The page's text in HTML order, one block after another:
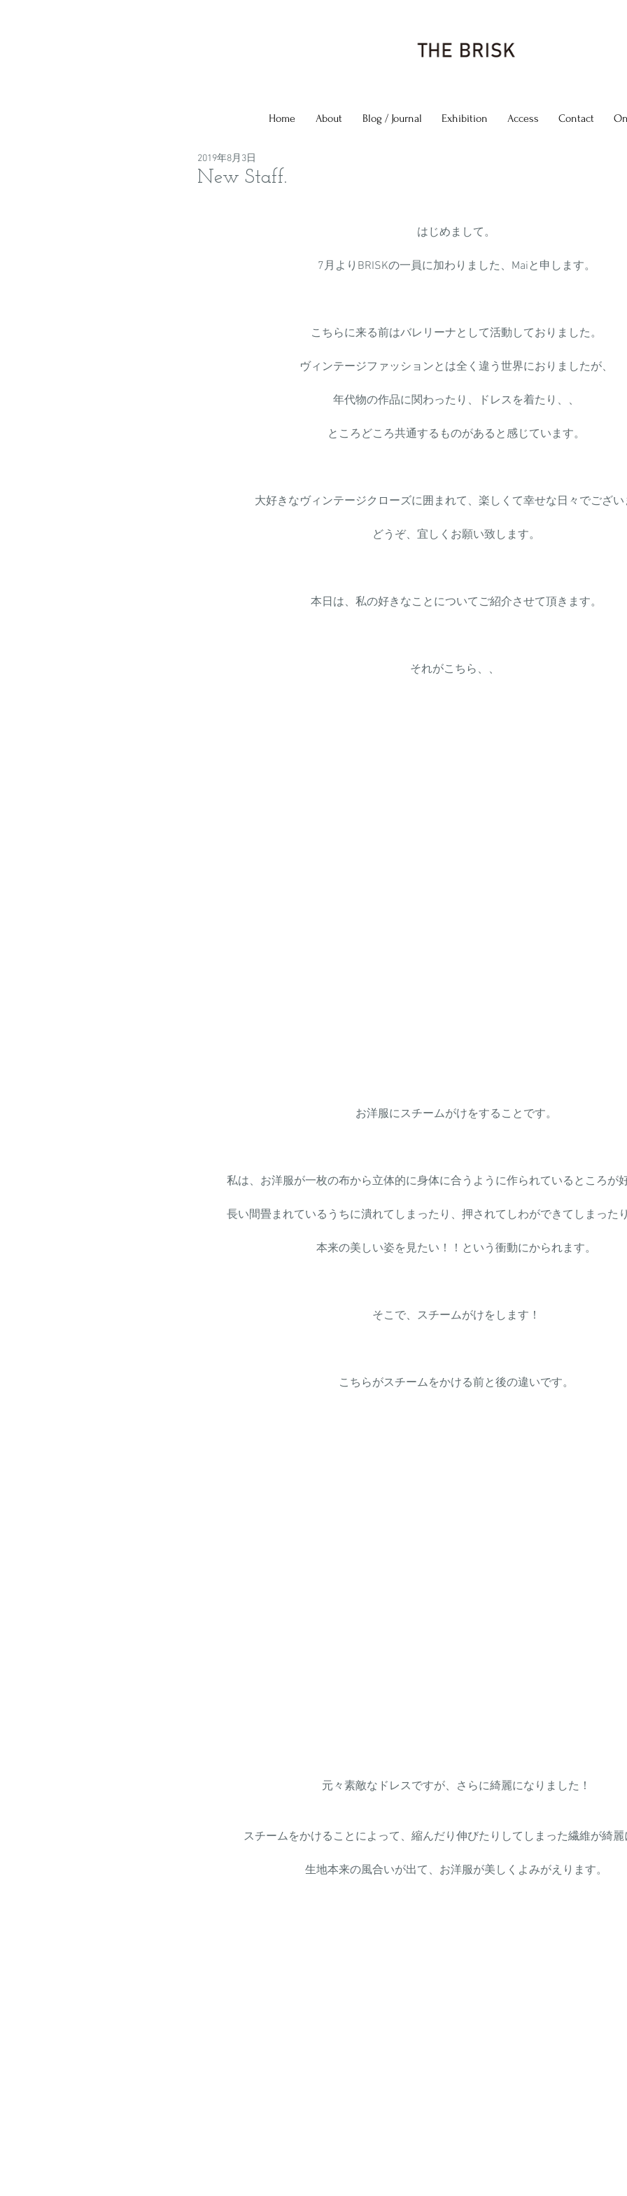
Home About Blog / Journal Exhibition Access Contact
New Staff.
2019年8月3日
はじめまして。
7月よりBRISKの一員に加わりました、Maiと申します。
こちらに来る前はバレリーナとして活動しておりました。
ヴィンテージファッションとは全く違う世界におりましたが、
年代物の作品に関わったり、ドレスを着たり、、
ところどころ共通するものがあると感じています。
大好きなヴィンテージクローズに囲まれて、楽しくて幸せな日々でござ
どうぞ、宜しくお願い致します。
本日は、私の好きなことについてご紹介させて頂きます。
それがこちら、、
お洋服にスチームがけをすることです。
私は、お洋服が一枚の布から立体的に身体に合うように作られているところが
長い間畳まれているうちに潰れてしまったり、押されてしわができてしまった
本来の美しい姿を見たい！！という衝動にかられます。
そこで、スチームがけをします！
こちらがスチームをかける前と後の違いです。
元々素敵なドレスですが、さらに綺麗になりました！
スチームをかけることによって、縮んだり伸びたりしてしまった繊維が綺
生地本来の風合いが出て、お洋服が美しくよみがえります。